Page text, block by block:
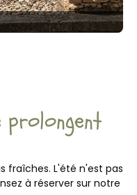
prolongent
fraîches. L'été n'est pas
à réserver sur notre